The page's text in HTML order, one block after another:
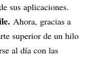
sus aplicaciones.
Ahora, gracias a
superior de un hilo
al día con las